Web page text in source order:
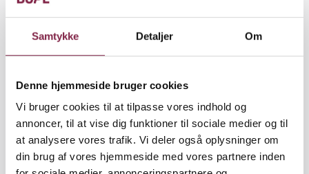
Samtykke Detaljer Om
Denne hjemmeside bruger cookies
Vi bruger cookies til at tilpasse vores indhold og
annoncer, til at vise dig funktioner til sociale medier og til
at analysere vores trafik. Vi deler også oplysninger om
din brug af vores hjemmeside med vores partnere inden
"Med priktesten har vi et let tilgængeligt sprog om
vores børn, som alle vi voksne er fortrolige med. I
præcisere, hvad der er på spil," siger Susie Agerbo
pædagogiske virkelighed.
"Vores pædagog Jesper havde et barn, som gerne
ville ind og lege. Normalt er vi ude om